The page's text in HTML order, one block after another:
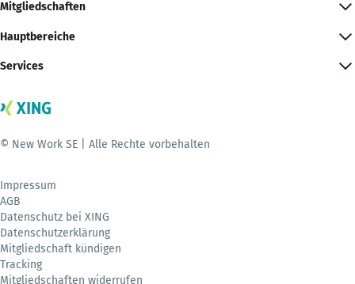
Mitgliedschaften
Hauptbereiche
Services
© New Work SE | Alle Rechte vorbehalten
Impressum
AGB
Datenschutz bei XING
Datenschutzerklärung
Mitgliedschaft kündigen
Tracking
Mitgliedschaften widerrufen